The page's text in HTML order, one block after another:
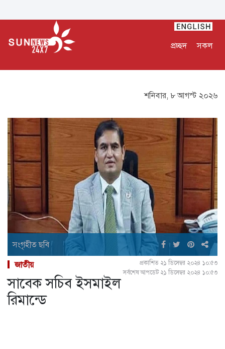
প্রচ্ছদ সকল
শনিবার, ৮ আগস্ট ২০২৬
সংগৃহীত ছবি
জাতীয়
প্রকাশিত ২১ ডিসেম্বর ২০২৪ ১০:৫৩
সর্বশেষ আপডেট ২১ ডিসেম্বর ২০২৪ ১০:৫৩
সাবেক সচিব ইসমাইল
রিমান্ডে